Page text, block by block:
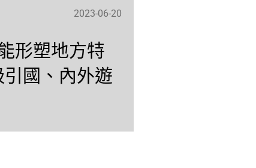
2023-06-20
形塑地方特
國、內外遊